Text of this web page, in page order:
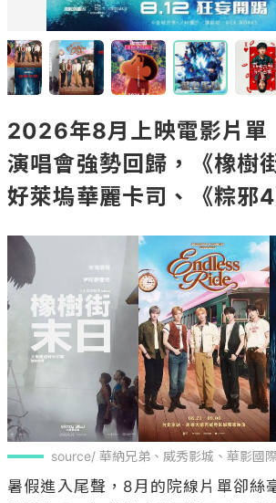
2026年8月上映電影片單
演唱會強勢回歸，《橡樹
好萊塢華麗卡司、《粽邪
source/ 華納兄弟、威秀影城、華影國際
暑假進入尾聲，8月的院線片單卻絲